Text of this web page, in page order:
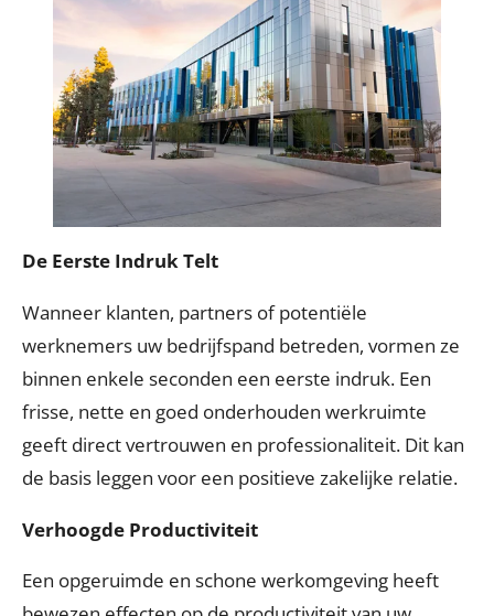
De Eerste Indruk Telt
Wanneer klanten, partners of potentiële
werknemers uw bedrijfspand betreden, vormen ze
binnen enkele seconden een eerste indruk. Een
frisse, nette en goed onderhouden werkruimte
geeft direct vertrouwen en professionaliteit. Dit kan
de basis leggen voor een positieve zakelijke relatie.
Verhoogde Productiviteit
Een opgeruimde en schone werkomgeving heeft